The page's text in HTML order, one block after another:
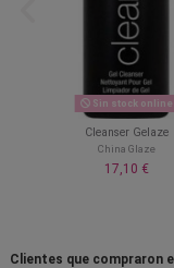
Sin stock online
Cleanser Gelaze
China Glaze
17,10 €
Clientes que compraron